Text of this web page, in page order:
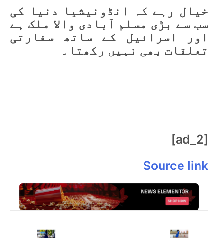
خیال رہے کہ انڈونیشیا دنیا کی
سب سے بڑی مسلم آبادی والا ملک ہے
اور اسرائیل کے ساتھ سفارتی
تعلقات بھی نہیں رکھتا۔
[ad_2]
Source link